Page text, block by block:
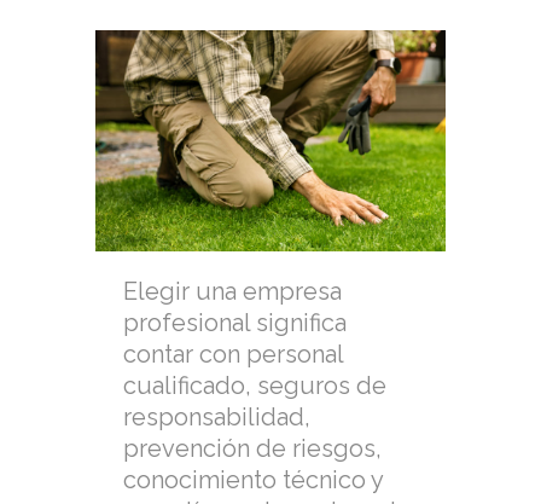
Elegir una empresa
profesional significa
contar con personal
cualificado, seguros de
responsabilidad,
prevención de riesgos,
conocimiento técnico y